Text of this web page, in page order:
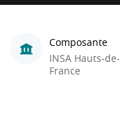
Composante
INSA Hauts-de-
France